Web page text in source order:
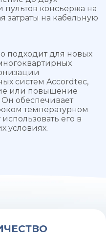
консьержа на
затраты на кабельную
подходит для новых
систем Accordtec,
или повышение
обеспечивает
температурном
его в
условиях.